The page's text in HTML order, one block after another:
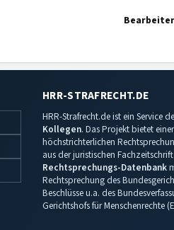
HRR-STRAFRECHT.DE
HRR-Strafrecht.de ist ein Service
Kollegen. Das Projekt bietet
höchstrichterlichen
aus der juristischen Fachzeitschrift
Rechtsprechungs-Datenbank
Rechtsprechung des
Beschlüsse u.a. des
Gerichtshofs für Menschenrechte